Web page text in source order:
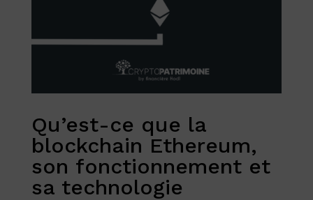
Qu’est-ce que la
blockchain Ethereum,
son fonctionnement et
sa technologie